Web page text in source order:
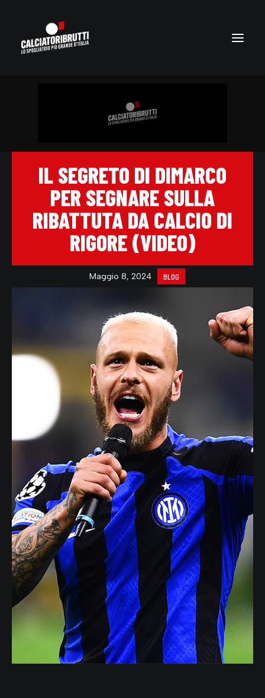
IL SEGRETO DI DIMARCO
PER SEGNARE SULLA
RIBATTUTA DA CALCIO DI
RIGORE (VIDEO)
Maggio 8, 2024 BLOG